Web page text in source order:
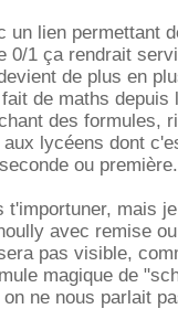
un lien permettant
0/1 ça rendrait
de plus en
de maths depuis
des formules,
aux lycéens dont
ou
t'importuner, mais
avec remise
pas visible,
magique de
ne nous parlait